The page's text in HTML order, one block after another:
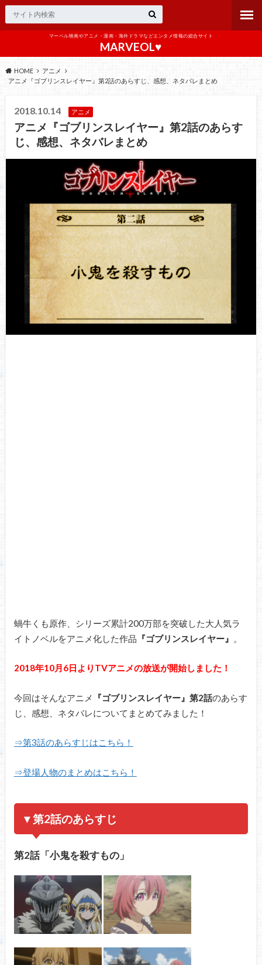
マーベル映画やアニメ・漫画・海外ドラマなどエンタメ情報の総合サイト
MARVEOL♥️
HOME
アニメ
アニメ『ゴブリンスレイヤー』第2話のあらすじ、感想、ネタバレまとめ
2018.10.14 アニメ
アニメ『ゴブリンスレイヤー』第2話のあらす
じ、感想、ネタバレまとめ
蝸牛くも原作、シリーズ累計200万部を突破した大人気ラ
イトノベルをアニメ化した作品 『ゴブリンスレイヤー』 。
2018年10月6日よりTVアニメの放送が開始しました！
今回はそんなアニメ 『ゴブリンスレイヤー』第2話のあらす
じ、感想、ネタバレについてまとめてみました！
⇒第3話のあらすじはこちら！
⇒登場人物のまとめはこちら！
▼第2話のあらすじ
第2話「小鬼を殺すもの」